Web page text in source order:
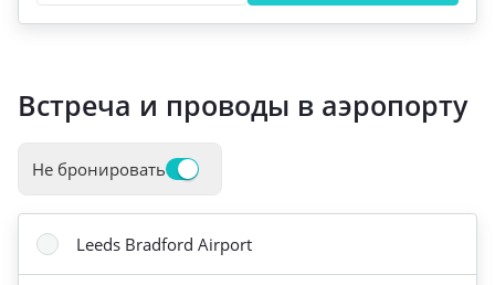
Встреча и проводы в аэропорту
Не бронировать
Leeds Bradford Airport